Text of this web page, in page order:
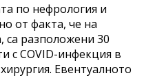
по нефрология и
от факта, че на
са разположени 30
с COVID-инфекция в
Евентуалното